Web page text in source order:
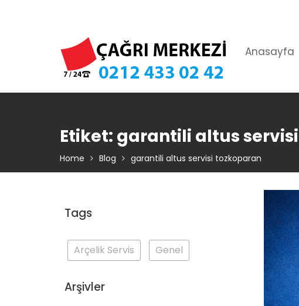
Anasayfa
Etiket: garantili altus
Home Blog garantili altus servisi tozkoparan
Tags
Arçelik Servis Genel
Arşivler